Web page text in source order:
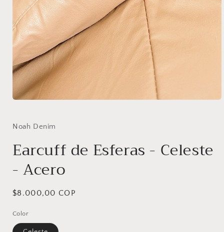
1
ventana
modal
Noah Denim
Earcuff de Esferas - Celeste
- Acero
Precio
$8.000,00 COP
Color